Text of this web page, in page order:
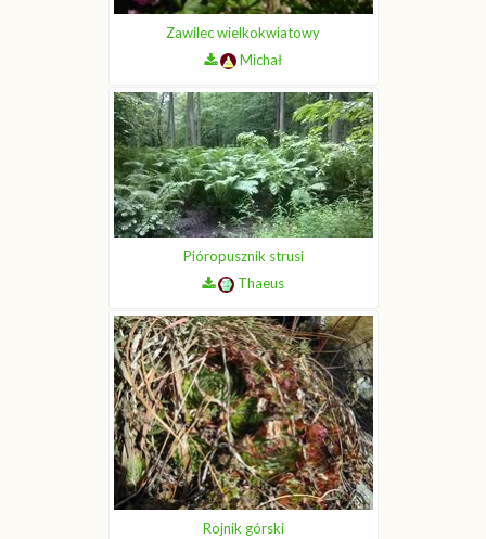
Zawilec wielkokwiatowy
Michał
Pióropusznik strusi
Thaeus
Rojnik górski